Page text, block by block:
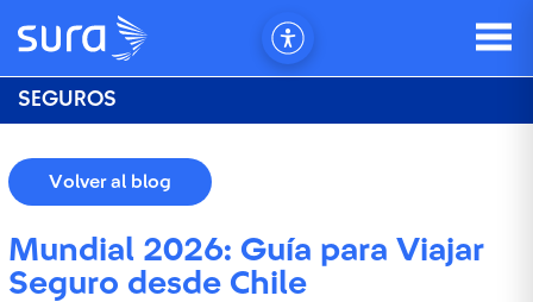
SEGUROS
Volver al blog
Mundial 2026: Guía para Viajar
Seguro desde Chile